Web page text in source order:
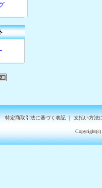
特定商取引法に基づく表記｜支払い方法